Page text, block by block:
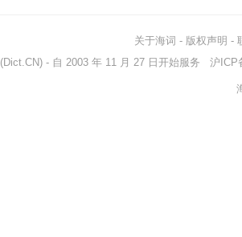
关于海词 - 版权声明 -
(Dict.CN) - 自 2003 年 11 月 27 日开始服务 沪ICP